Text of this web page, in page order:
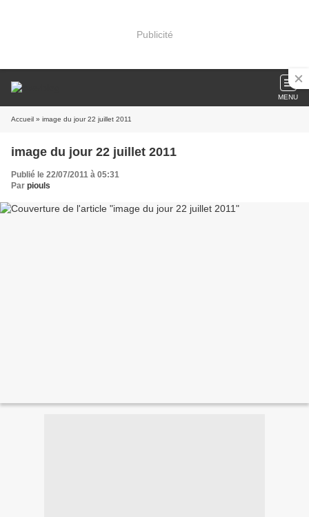
Publicité
MENU
Accueil » image du jour 22 juillet 2011
image du jour 22 juillet 2011
Publié le 22/07/2011 à 05:31
Par piouls